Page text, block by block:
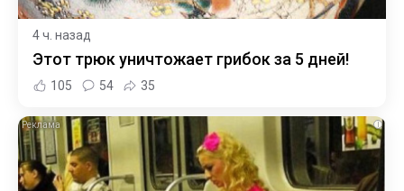
4 ч. назад
Этот трюк уничтожает грибок за 5 дней!
105 54 35
i